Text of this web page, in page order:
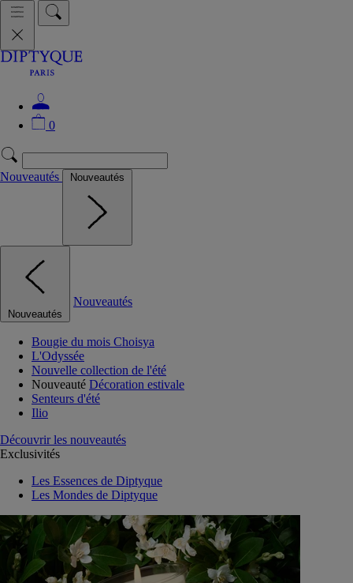
0
Nouveautés Nouveautés
Nouveautés
Nouveautés
Bougie du mois Choisya
L'Odyssée
Nouvelle collection de l'été
Nouveauté Décoration estivale
Senteurs d'été
Ilio
Découvrir les nouveautés
Exclusivités
Les Essences de Diptyque
Les Mondes de Diptyque